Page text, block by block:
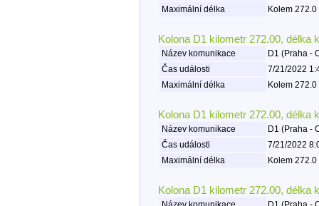
Maximální délka
Kolem
Kolona D1 kilometr 272.00, délka
Název komunikace
D1 (Praha -
Čas události
7/21/2022
Maximální délka
Kolem
Kolona D1 kilometr 272.00, délka
Název komunikace
D1 (Praha -
Čas události
7/21/2022
Maximální délka
Kolem
Kolona D1 kilometr 272.00, délka